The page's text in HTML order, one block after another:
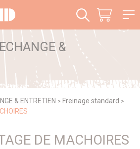
&
& ENTRETIEN > Freinage standard >
DE MACHOIRES
cookies